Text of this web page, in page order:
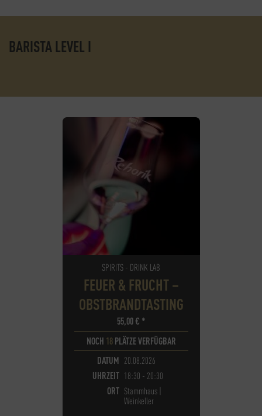
BARISTA LEVEL I
SPIRITS - DRINK LAB
FEUER & FRUCHT –
OBSTBRANDTASTING
55,00€ *
NOCH 18PLÄTZE VERFÜGBAR
DATUM 20.08.2026
UHRZEIT 18:30 - 20:30
ORT Stammhaus |
Weinkeller